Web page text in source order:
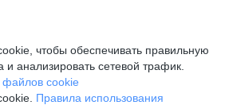
чтобы обеспечивать правильную
и анализировать сетевой трафик.
файлов cookie
Правила использования